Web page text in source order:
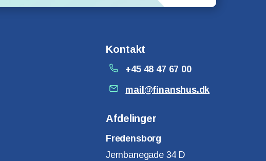
Kontakt
+45 48 47 67 00
mail@finanshus.dk
Afdelinger
Fredensborg
Jernbanegade 34 D